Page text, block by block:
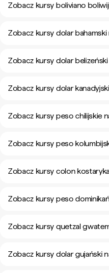
Zobacz kursy boliviano
Zobacz kursy dolar bahamski
Zobacz kursy dolar
Zobacz kursy dolar
Zobacz kursy peso chilijskie
Zobacz kursy peso
Zobacz kursy colon
Zobacz kursy peso
Zobacz kursy quetzal
Zobacz kursy dolar gujański